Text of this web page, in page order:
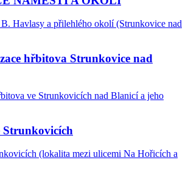
Havlasy a přilehlého okolí (Strunkovice nad
hřbitova Strunkovice nad
ve Strunkovicích nad Blanicí a jeho
Strunkovicích
(lokalita mezi ulicemi Na Hořicích a